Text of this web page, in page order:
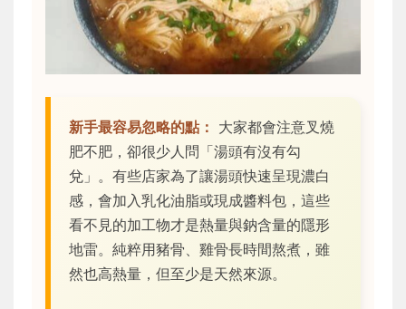
新手最容易忽略的點： 大家都會注意叉燒
肥不肥，卻很少人問「湯頭有沒有勾
兌」。有些店家為了讓湯頭快速呈現濃白
感，會加入乳化油脂或現成醬料包，這些
看不見的加工物才是熱量與鈉含量的隱形
地雷。純粹用豬骨、雞骨長時間熬煮，雖
然也高熱量，但至少是天然來源。